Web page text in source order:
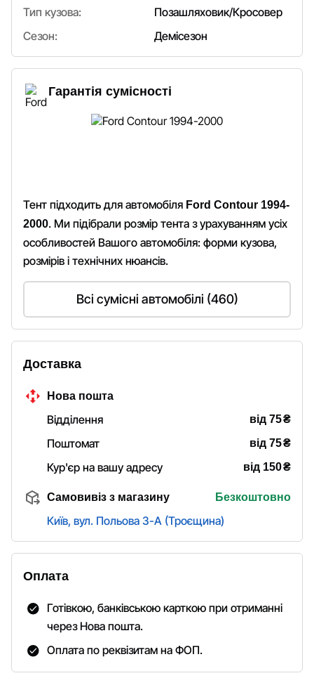
Тип кузова:
Позашляховик/Кросовер
Сезон:
Демісезон
Гарантія сумісності
Тент підходить для автомобіля Ford Contour 1994-
2000. Ми підібрали розмір тента з урахуванням усіх
особливостей Вашого автомобіля: форми кузова,
розмірів і технічних нюансів.
Всі сумісні автомобілі (460)
Доставка
Нова пошта
Відділення від 75₴
Поштомат
від 75₴
Кур'єр на вашу адресу
від 150₴
Самовивіз з магазину Безкоштовно
Київ, вул. Польова 3-А (Троєщина)
Оплата
Готівкою, банківською карткою при отриманні
через Нова пошта.
Оплата по реквізитам на ФОП.